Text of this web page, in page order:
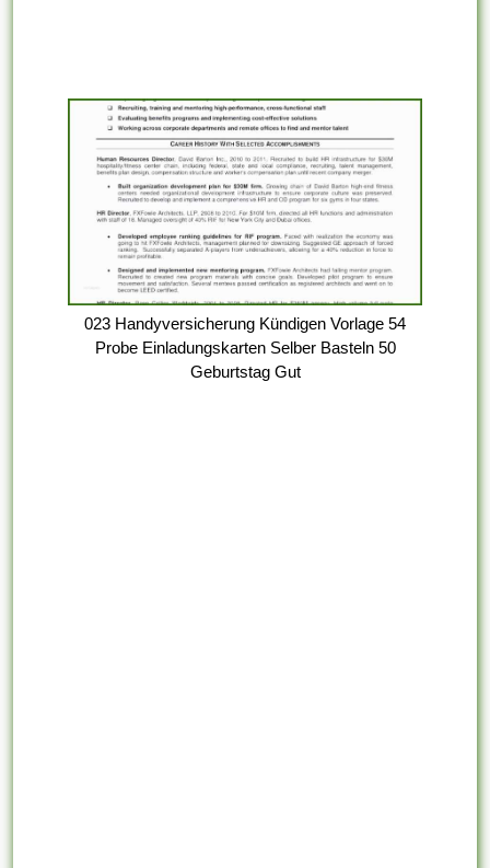
023 Handyversicherung Kündigen Vorlage 54
Probe Einladungskarten Selber Basteln 50
Geburtstag Gut